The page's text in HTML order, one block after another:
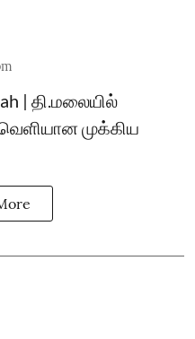
| தி.மலையில்
முக்கிய